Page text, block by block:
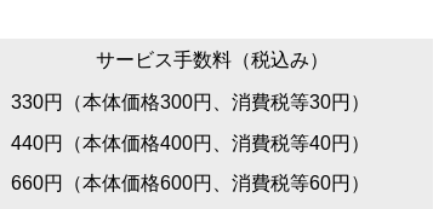
サービス手数料（税込み）
330円
（本体価格300円、消費税等30円）
440円
（本体価格400円、消費税等40円）
660円 （本体価格600円、消費税等60円）